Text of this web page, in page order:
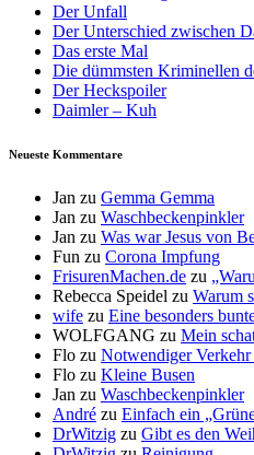
Der Unfall
Der Unterschied zwischen
Das erste Mal
Die dümmsten Kriminellen
Der Heckspoiler
Daimler – Kuh
Neueste Kommentare
Jan zu Gemma Gemma
Jan zu Waschbeckenpinkler
Jan zu Was war Jesus von
Fun zu Corona Impfung
FrisurenMachen.de zu
Rebecca Speidel zu Warum
wife zu Eine besonders
WOLFGANG zu Mein
Flo zu Notwendiger
Flo zu Kleine Busen
Jan zu Waschbeckenpinkler
André zu Einfach ein
DrWitzig zu Gibt es den